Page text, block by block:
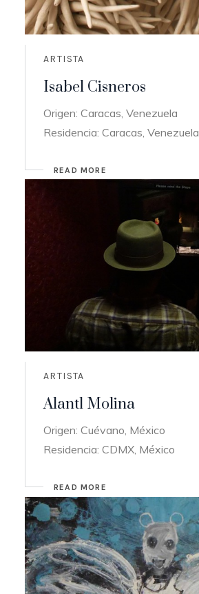
ARTISTA
Isabel Cisneros
Origen: Caracas, Venezuela
Residencia: Caracas, Venezuela
READ MORE
ARTISTA
Alantl Molina
Origen: Cuévano, México
Residencia: CDMX, México
READ MORE